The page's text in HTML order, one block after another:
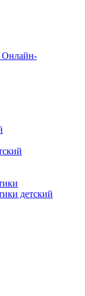
Онлайн-
детский